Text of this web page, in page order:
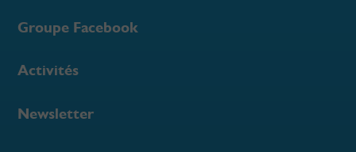
Groupe Facebook
Activités
Newsletter